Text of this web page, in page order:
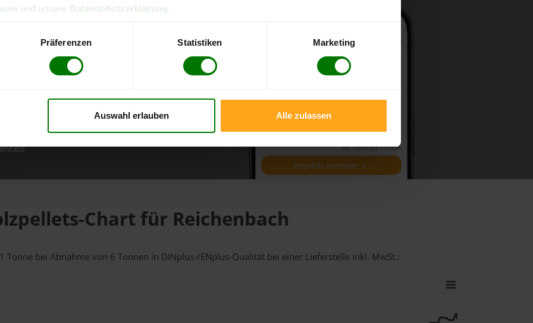
und unsere Datenschutzerklärung
Präferenzen Statistiken Marketing
Auswahl erlauben Alle zulassen
direkt online bestellen
aktuellen Stand
Chart für Reichenbach
Tonne bei Abnahmevon 6 Tonnen in DINplus-/ENplus-Qualität bei einer Lieferstelle inkl. MwSt.: